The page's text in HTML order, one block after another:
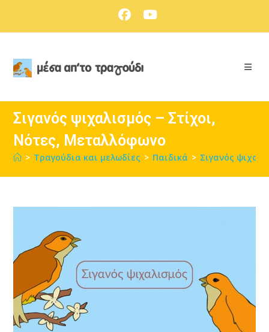
Σιγανός ψιχαλισμός – Στίχοι,
Νότες, Μεταλλόφωνο
> Τραγούδια και μελωδίες > Παιδικά > Σιγανός